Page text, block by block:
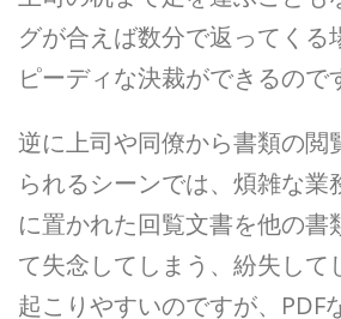
グが合えば数分で返ってくる
ピーディな決裁ができるので
逆に上司や同僚から書類の閲
られるシーンでは、煩雑な業
に置かれた回覧文書を他の書
て失念してしまう、紛失して
起こりやすいのですが、PDF